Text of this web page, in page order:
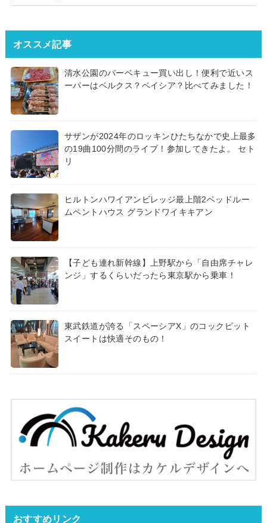
オススメ記事
清水公園のバーベキュー買い出し！便利で近いス
ーパーはベルクス？ベイシア？比べてみました！
サザンが2024年のロッキンひたちなかで史上最多
の19曲100分間のライブ！参加してきたよ。 セト
リ
ヒルトンハワイアンビレッジ最上階2ベッドルー
ムペントハウス グランドワイキキアン
【子ども連れ新幹線】上野駅から「自由席チャレ
ンジ」するくらいだったら東京駅から乗車！
東武鉄道が誇る「スペーシアX」のコックピット
スイートは快適そのもの！
おすすめリンク